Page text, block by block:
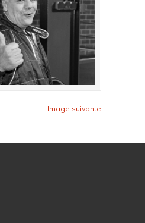
Image suivante